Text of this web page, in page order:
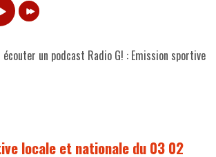
écouter un podcast Radio G! : Emission
locale et nationale du 03 02